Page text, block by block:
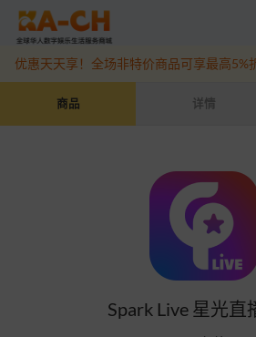
Spark Live 星光直播
抖音盛夏宠粉季来袭！抖钻充值最高6%
优惠天天享！全场非特价商品可享最高5%
商品 详情
Spark Live 星光直